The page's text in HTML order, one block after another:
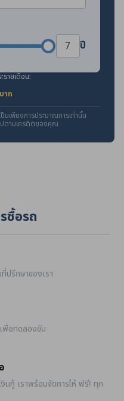
ปี
รายเดือน:
บาท
นเพียงการประมาณการเท่านั้น
ตามเครดิตของคุณ
ซื้อรถ
ปรึกษาของเรา
พื่อทดลองขับ
งินกู้ เราพร้อมจัดการให้ ฟรี! ทุก